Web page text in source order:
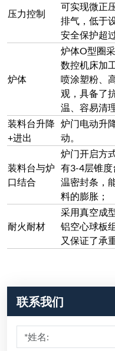
料的膨胀；
采用真空成
铝空心球板
又保证了承
联系我们